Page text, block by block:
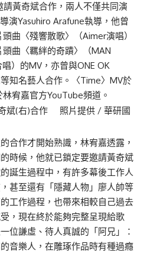
黃奇斌合作，兩人不僅共同演
演Yasuhiro Arafune執導，他曾
曲〈殘響散歌〉（Aimer演唱）
曲〈羈絆的奇蹟〉（MAN
）的MV，亦曾與ONE OK
等知名藝人合作。〈Time〉MV於
宥嘉官方YouTube頻道。
斌(右)合作 照片提供 / 華研國
合作才開始熟識，林宥嘉透露，
時候，他就已鎖定要邀請黃奇斌
誕生過程中，有許多幕後工作人
甚至還有「隱藏人物」廖人帥等
工作過程，也帶來相較自己過去
，現在終於能夠完整呈現給歌
位謙虛、待人真誠的「阿兄」：
音樂人，在雕琢作品時有種過癮